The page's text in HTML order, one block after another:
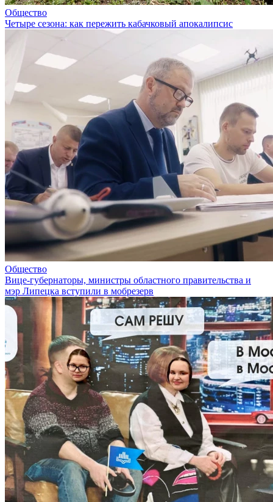
Общество
Четыре сезона: как пережить кабачковый апокалипсис
Общество
Вице-губернаторы, министры областного правительства и
мэр Липецка вступили в мобрезерв